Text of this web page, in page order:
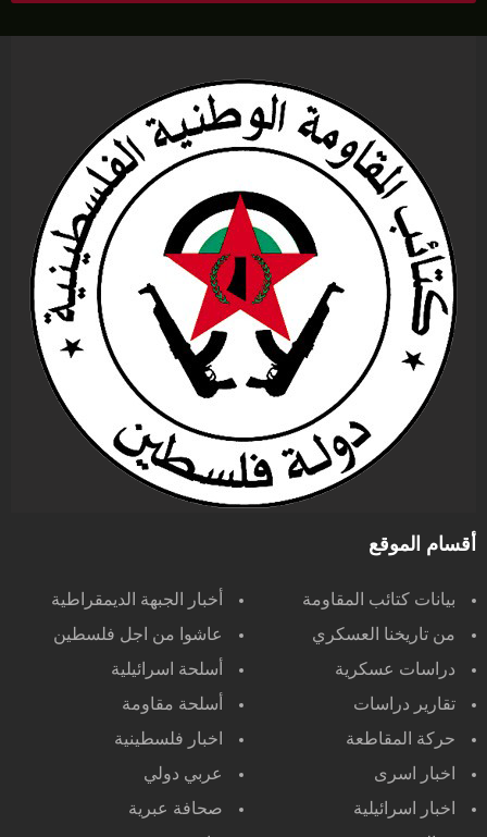
أقسام الموقع
بيانات كتائب المقاومة
أخبار الجبهة الديمقراطية
من تاريخنا العسكري
عاشوا من اجل فلسطين
دراسات عسكرية
أسلحة اسرائيلية
تقارير دراسات
أسلحة مقاومة
حركة المقاطعة
اخبار فلسطينية
اخبار اسرى
عربي دولي
اخبار اسرائيلية
صحافة عبرية